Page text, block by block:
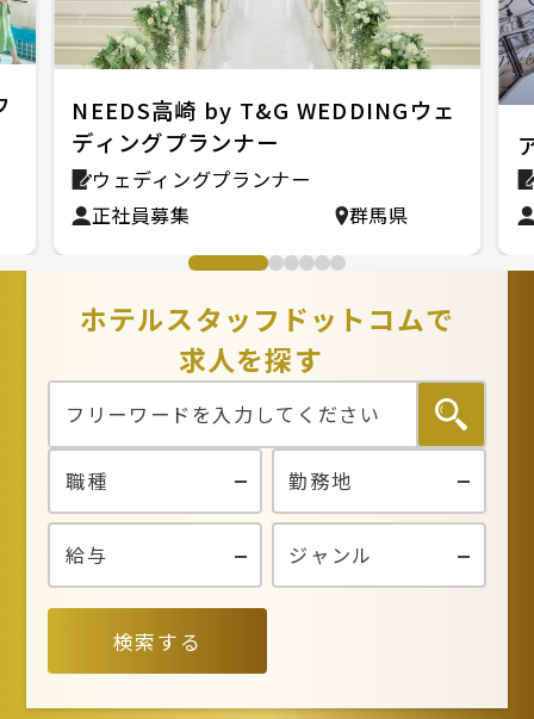
NEEDS高崎 by T&G WEDDINGウェ
ディングプランナー
ウェディングプランナー
正社員募集
群馬県
ホテルスタッフドットコムで
求人を探す
検索する